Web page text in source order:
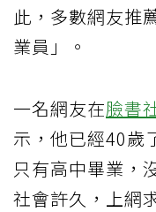
此，多數網友推
業員」。
一名網友在臉書
示，他已經40歲
只有高中畢業，
社會許久，上網